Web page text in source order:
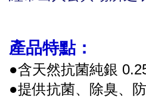
產品特點：
●含天然抗菌純銀
●提供抗菌、除臭、